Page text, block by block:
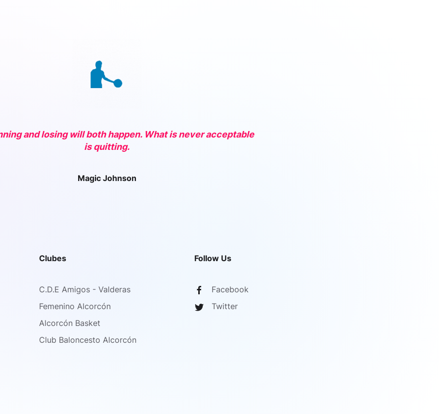
and losing will both happen. What is never acceptable
is quitting.
Magic Johnson
Clubes
C.D.E Amigos - Valderas
Femenino Alcorcón
Alcorcón Basket
Club Baloncesto Alcorcón
Follow Us
Facebook
Twitter